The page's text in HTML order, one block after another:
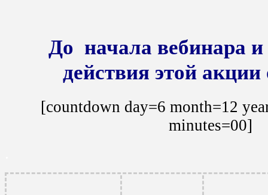
До начала вебинара
действия этой акции
[countdown day=6 month=12
minutes=00]